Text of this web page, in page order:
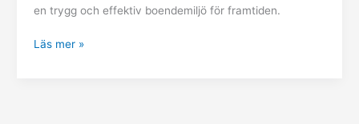
en trygg och effektiv boendemiljö för framtiden.
Läs mer »